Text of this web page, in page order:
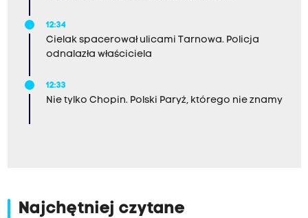
12:34
Cielak spacerował ulicami Tarnowa. Policja
odnalazła właściciela
12:33
Nie tylko Chopin. Polski Paryż, którego nie znamy
Najchętniej czytane